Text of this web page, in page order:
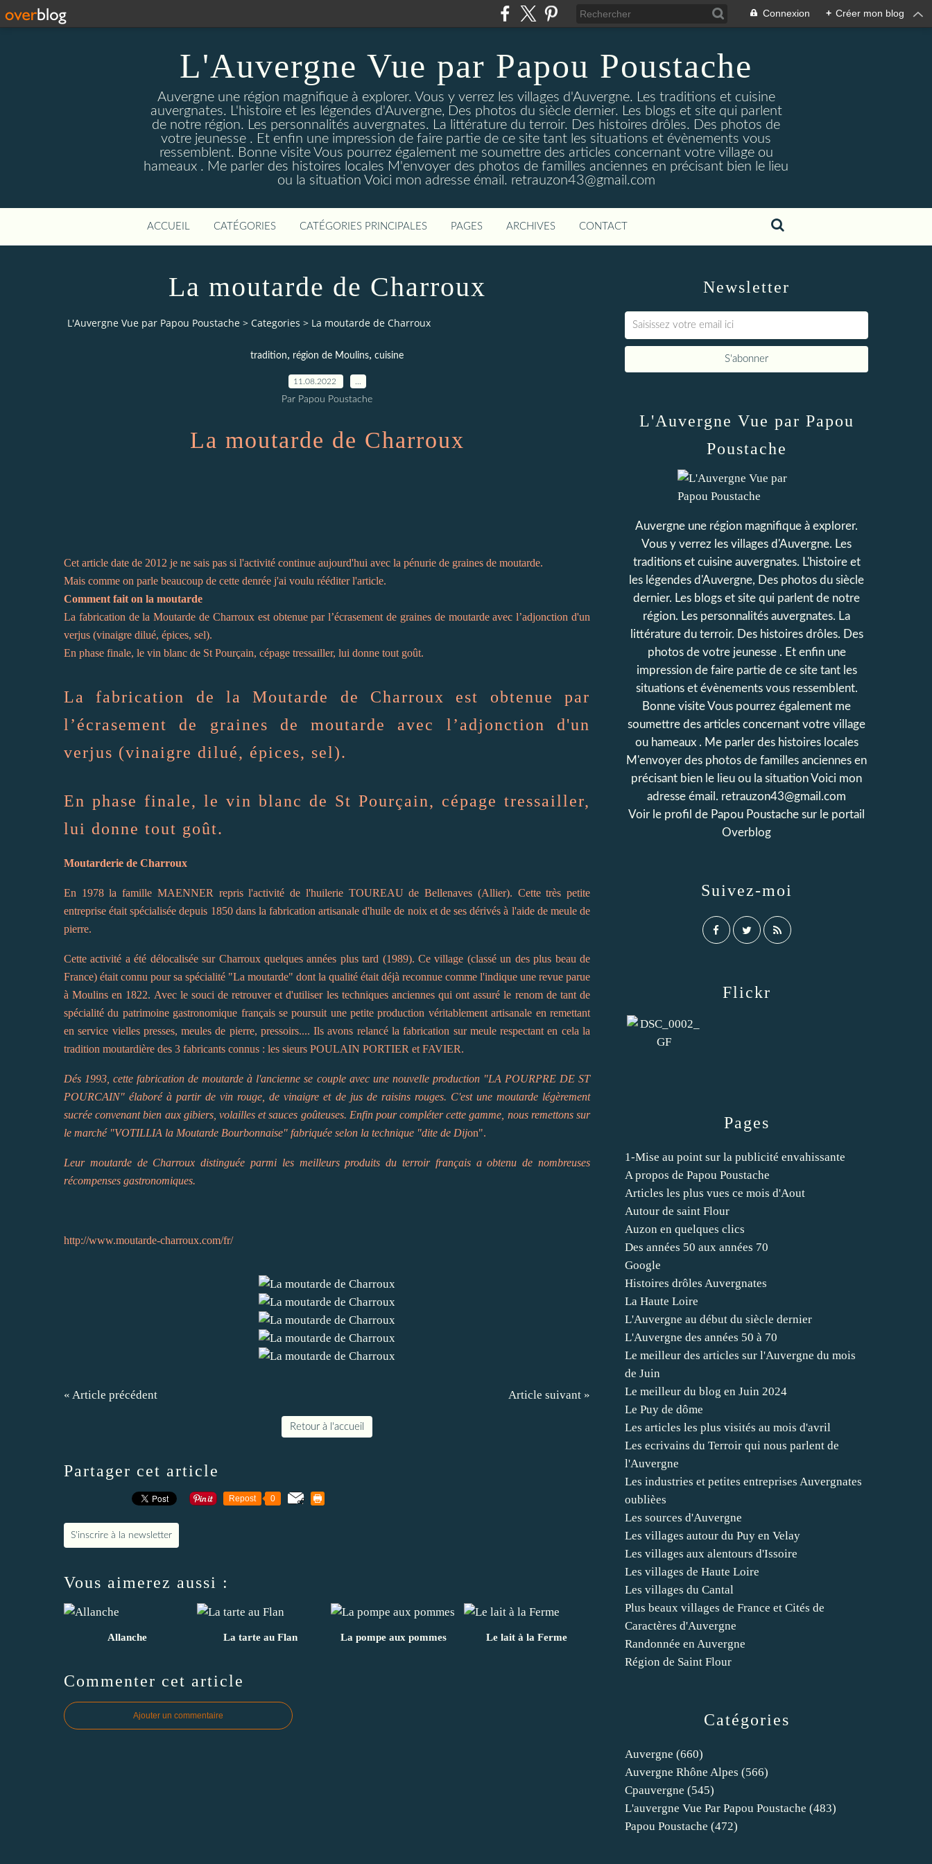
Connexion + Créer mon blog
L'Auvergne Vue par Papou Poustache
Auvergne une région magnifique à explorer. Vous y verrez les villages d'Auvergne. Les traditions et cuisine
auvergnates. L'histoire et les légendes d'Auvergne, Des photos du siècle dernier. Les blogs et site qui parlent
de notre région. Les personnalités auvergnates. La littérature du terroir. Des histoires drôles. Des photos de
votre jeunesse . Et enfin une impression de faire partie de ce site tant les situations et évènements vous
ressemblent. Bonne visite Vous pourrez également me soumettre des articles concernant votre village ou
hameaux . Me parler des histoires locales M'envoyer des photos de familles anciennes en précisant bien le lieu
ou la situation Voici mon adresse émail. retrauzon43@gmail.com
ACCUEIL CATÉGORIES CATÉGORIES PRINCIPALES PAGES ARCHIVES CONTACT
La moutarde de Charroux
L'Auvergne Vue par Papou Poustache > Categories > La moutarde de Charroux
tradition, région de Moulins, cuisine
11.08.2022
Par Papou Poustache
La moutarde de Charroux
Cet article date de 2012 je ne sais pas si l'activité continue aujourd'hui avec la pénurie de graines de moutarde.
Mais comme on parle beaucoup de cette denrée j'ai voulu rééditer l'article.
Comment fait on la moutarde
La fabrication de la Moutarde de Charroux est obtenue par l’écrasement de graines de moutarde avec l’adjonction d'un
verjus (vinaigre dilué, épices, sel).
En phase finale, le vin blanc de St Pourçain, cépage tressailler, lui donne tout goût.
La fabrication de la Moutarde de Charroux est obtenue par
l’écrasement de graines de moutarde avec l’adjonction d'un
verjus (vinaigre dilué, épices, sel).
En phase finale, le vin blanc de St Pourçain, cépage tressailler,
lui donne tout goût.
Moutarderie de Charroux
En 1978 la famille MAENNER repris l'activité de l'huilerie TOUREAU de Bellenaves (Allier). Cette très petite
entreprise était spécialisée depuis 1850 dans la fabrication artisanale d'huile de noix et de ses dérivés à l'aide de meule de
pierre.
Cette activité a été délocalisée sur Charroux quelques années plus tard (1989). Ce village (classé un des plus beau de
France) était connu pour sa spécialité "La moutarde" dont la qualité était déjà reconnue comme l'indique une revue parue
à Moulins en 1822. Avec le souci de retrouver et d'utiliser les techniques anciennes qui ont assuré le renom de tant de
spécialité du patrimoine gastronomique français se poursuit une petite production véritablement artisanale en remettant
en service vielles presses, meules de pierre, pressoirs.... Ils avons relancé la fabrication sur meule respectant en cela la
tradition moutardière des 3 fabricants connus : les sieurs POULAIN PORTIER et FAVIER.
Dés 1993, cette fabrication de moutarde à l'ancienne se couple avec une nouvelle production "LA POURPRE DE ST
POURCAIN" élaboré à partir de vin rouge, de vinaigre et de jus de raisins rouges. C'est une moutarde légèrement
sucrée convenant bien aux gibiers, volailles et sauces goûteuses. Enfin pour compléter cette gamme, nous remettons sur
le marché "VOTILLIA la Moutarde Bourbonnaise" fabriquée selon la technique "dite de Dijon".
Leur moutarde de Charroux distinguée parmi les meilleurs produits du terroir français a obtenu de nombreuses
récompenses gastronomiques.
http://www.moutarde-charroux.com/fr/
« Article précédent Article suivant »
Retour à l'accueil
Partager cet article
Repost 0
S'inscrire à la newsletter
Vous aimerez aussi :
Allanche La tarte au Flan La pompe aux pommes Le lait à la Ferme
Commenter cet article
Ajouter un commentaire
Newsletter
Catégories
Auvergne (660)
Auvergne Rhône Alpes (566)
Cpauvergne (545)
L'auvergne Vue Par Papou Poustache (483)
Papou Poustache (472)
Pages
1-Mise au point sur la publicité envahissante
A propos de Papou Poustache
Articles les plus vues ce mois d'Aout
Autour de saint Flour
Auzon en quelques clics
Des années 50 aux années 70
Google
Histoires drôles Auvergnates
La Haute Loire
L'Auvergne au début du siècle dernier
L'Auvergne des années 50 à 70
Le meilleur des articles sur l'Auvergne du mois
de Juin
Le meilleur du blog en Juin 2024
Le Puy de dôme
Les articles les plus visités au mois d'avril
Les ecrivains du Terroir qui nous parlent de
l'Auvergne
Les industries et petites entreprises Auvergnates
oublièes
Les sources d'Auvergne
Les villages autour du Puy en Velay
Les villages aux alentours d'Issoire
Les villages de Haute Loire
Les villages du Cantal
Plus beaux villages de France et Cités de
Caractères d'Auvergne
Randonnée en Auvergne
Région de Saint Flour
L'Auvergne Vue par Papou
Poustache
Auvergne une région magnifique à explorer.
Vous y verrez les villages d'Auvergne. Les
traditions et cuisine auvergnates. L'histoire et
les légendes d'Auvergne, Des photos du siècle
dernier. Les blogs et site qui parlent de notre
région. Les personnalités auvergnates. La
littérature du terroir. Des histoires drôles. Des
photos de votre jeunesse . Et enfin une
impression de faire partie de ce site tant les
situations et évènements vous ressemblent.
Bonne visite Vous pourrez également me
soumettre des articles concernant votre village
ou hameaux . Me parler des histoires locales
M'envoyer des photos de familles anciennes en
précisant bien le lieu ou la situation Voici mon
adresse émail. retrauzon43@gmail.com
Voir le profil de Papou Poustache sur le portail
Overblog
Suivez-moi
Flickr